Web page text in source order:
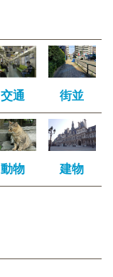
交通 街並
動物 建物